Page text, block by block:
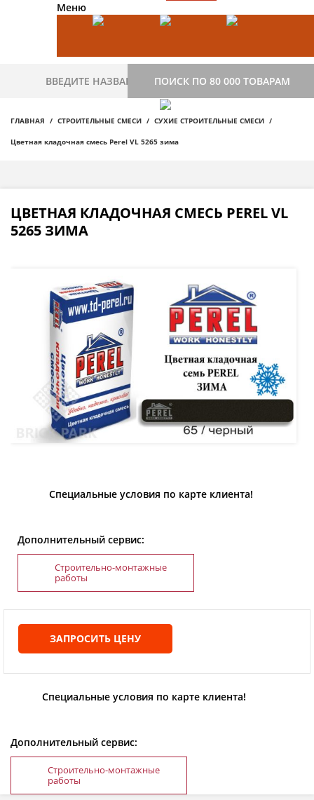
Меню
ПОИСК ПО 80 000 ТОВАРАМ
ГЛАВНАЯ СТРОИТЕЛЬНЫЕ СМЕСИ СУХИЕ СТРОИТЕЛЬНЫЕ СМЕСИ
Цветная кладочная смесь Perel VL 5265 зима
ЦВЕТНАЯ КЛАДОЧНАЯ СМЕСЬ PEREL VL
5265 ЗИМА
Специальные условия по карте клиента!
Дополнительный сервис:
Строительно-монтажные
работы
ЗАПРОСИТЬ ЦЕНУ
Специальные условия по карте клиента!
Дополнительный сервис:
Строительно-монтажные
работы